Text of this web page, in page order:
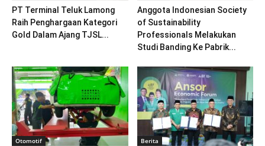
PT Terminal Teluk Lamong
Raih Penghargaan Kategori
Gold Dalam Ajang TJSL...
Anggota Indonesian Society
of Sustainability
Professionals Melakukan
Studi Banding Ke Pabrik...
Otomotif Berita